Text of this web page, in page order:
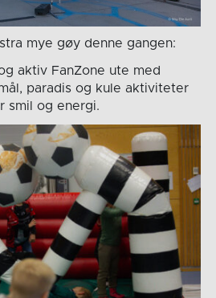
mye gøy denne gangen:
aktiv FanZone ute med
paradis og kule aktiviteter
smil og energi.